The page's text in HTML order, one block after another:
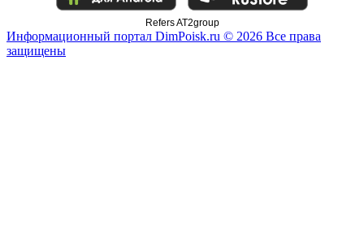
Refers AT2group
Информационный портал DimPoisk.ru © 2026 Все права
защищены